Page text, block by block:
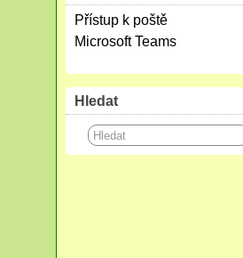
Přístup k poště
Microsoft Teams
Hledat